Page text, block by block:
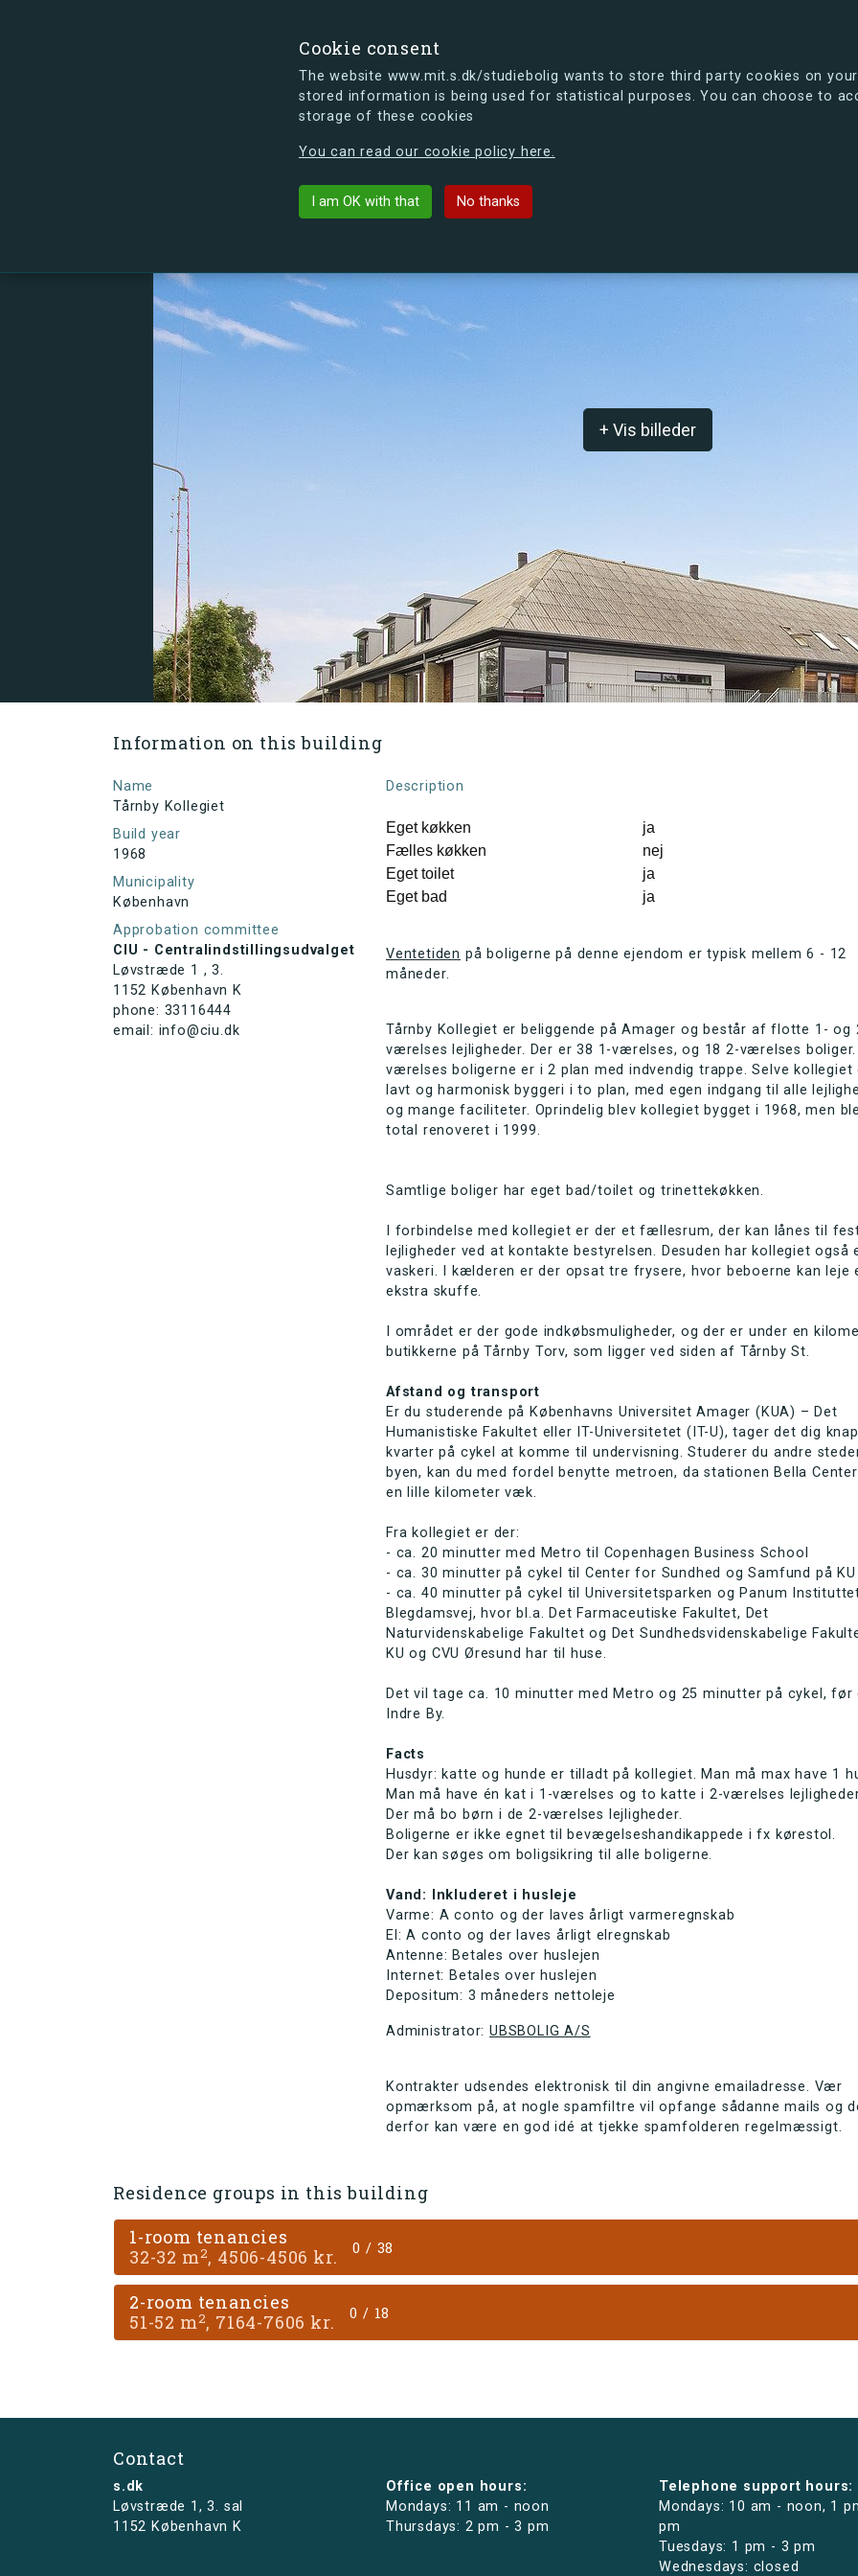
Cookie consent
The website www.mit.s.dk/studiebolig wants to store third party cookies on
stored information is being used for statistical purposes. You can choose to
storage of these cookies
You can read our cookie policy here.
I am OK with that No thanks
s.dk is getting a new look soon. If you're curious, you can already take a peek at what the new
+ Vis billeder
Information on this building
Name
Tårnby Kollegiet
Build year
1968
Municipality
København
Approbation committee
CIU - Centralindstillingsudvalget
Løvstræde 1 , 3.
1152 København K
phone: 33116444
email: info@ciu.dk
Description
Eget køkken
ja
Fælles køkken
nej
Eget toilet
ja
Eget bad
ja
Ventetiden på boligerne på denne ejendom er typisk mellem 6 - 12
måneder.
Tårnby Kollegiet er beliggende på Amager og består af flotte 1- og
værelses lejligheder. Der er 38 1-værelses, og 18 2-værelses
værelses boligerne er i 2 plan med indvendig trappe. Selve kollegiet
lavt og harmonisk byggeri i to plan, med egen indgang til alle
og mange faciliteter. Oprindelig blev kollegiet bygget i 1968, men
total renoveret i 1999.
Samtlige boliger har eget bad/toilet og trinettekøkken.
I forbindelse med kollegiet er der et fællesrum, der kan lånes til
lejligheder ved at kontakte bestyrelsen. Desuden har kollegiet også
vaskeri. I kælderen er der opsat tre frysere, hvor beboerne kan leje
ekstra skuffe.
I området er der gode indkøbsmuligheder, og der er under en
butikkerne på Tårnby Torv, som ligger ved siden af Tårnby St.
Afstand og transport
Er du studerende på Københavns Universitet Amager (KUA) – Det
Humanistiske Fakultet eller IT-Universitetet (IT-U), tager det dig
kvarter på cykel at komme til undervisning. Studerer du andre
byen, kan du med fordel benytte metroen, da stationen Bella
en lille kilometer væk.
Fra kollegiet er der:
- ca. 20 minutter med Metro til Copenhagen Business School
- ca. 30 minutter på cykel til Center for Sundhed og Samfund på KU
- ca. 40 minutter på cykel til Universitetsparken og Panum
Blegdamsvej, hvor bl.a. Det Farmaceutiske Fakultet, Det
Naturvidenskabelige Fakultet og Det Sundhedsvidenskabelige
KU og CVU Øresund har til huse.
Det vil tage ca. 10 minutter med Metro og 25 minutter på cykel, før
Indre By.
Facts
Husdyr: katte og hunde er tilladt på kollegiet. Man må max have 1
Man må have én kat i 1-værelses og to katte i 2-værelses
Der må bo børn i de 2-værelses lejligheder.
Boligerne er ikke egnet til bevægelseshandikappede i fx kørestol.
Der kan søges om boligsikring til alle boligerne.
Vand: Inkluderet i husleje
Varme: A conto og der laves årligt varmeregnskab
El: A conto og der laves årligt elregnskab
Antenne: Betales over huslejen
Internet: Betales over huslejen
Depositum: 3 måneders nettoleje
Administrator:UBSBOLIG A/S
Kontrakter udsendes elektronisk til din angivne emailadresse. Vær
opmærksom på, at nogle spamfiltre vil opfange sådanne mails og
derfor kan være en god idé at tjekke spamfolderen regelmæssigt.
Residence groups in this building
1-room tenancies
32-32 m2, 4506-4506 kr. 0 / 38
2-room tenancies
51-52 m2, 7164-7606 kr. 0 / 18
Contact
s.dk
Løvstræde 1,3. sal
1152 København K
Office open hours:
Mondays: 11 am - noon
Thursdays: 2 pm - 3 pm
Telephone support hours:
Mondays: 10 am - noon, 1
pm
Tuesdays: 1 pm - 3 pm
Wednesdays: closed